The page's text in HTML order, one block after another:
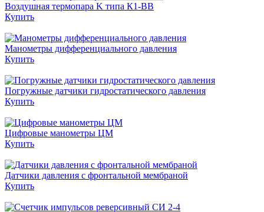
Воздушная термопара K типа К1-ВВ
Купить
Манометры дифференциального давления
Купить
Погружные датчики гидростатического давления
Купить
Цифровые манометры ЦМ
Купить
Датчики давления с фронтальной мембраной
Купить